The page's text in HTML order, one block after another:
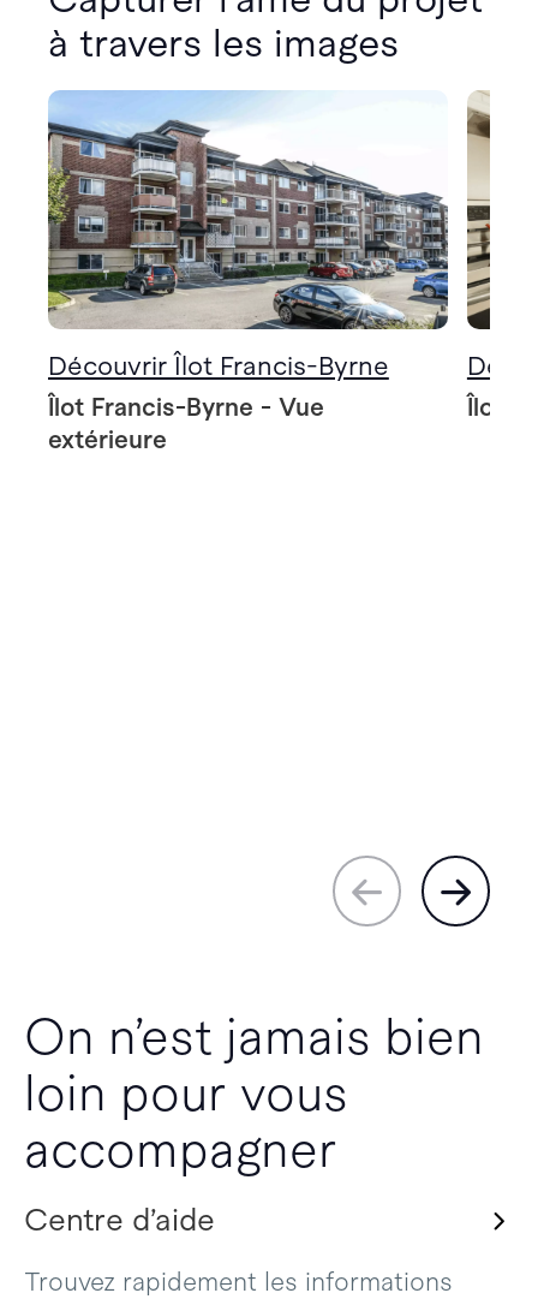
à travers les images
Découvrir Îlot Francis-Byrne
Îlot Francis-Byrne - Vue
extérieure
Îlot
On n’est jamais bien
loin pour vous
accompagner
Centre d’aide
Trouvez rapidement les informations